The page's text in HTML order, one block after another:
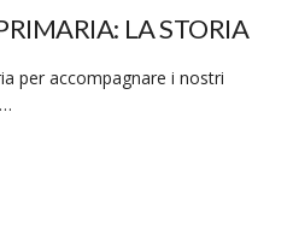
LA STORIA
per accompagnare i nostri